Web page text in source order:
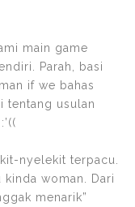
main game
Parah, basi
if we bahas
tentang usulan
nyelekit terpacu.
kinda woman. Dari
menarik”